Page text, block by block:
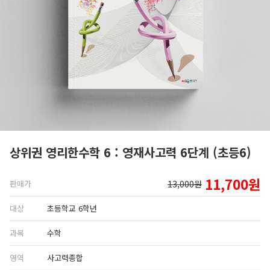
상위권 영리한수학 6 : 영재사고력 6단계 (초등6)
판매가 13,000원 11,700원
대상 초등학교 6학년
과목 수학
영역 사고력종합